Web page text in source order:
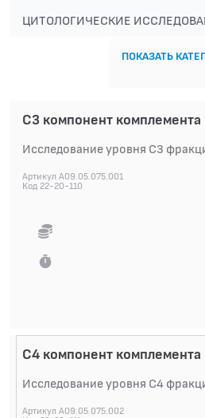
ЦИТОЛОГИЧЕСКИЕ
ПОКАЗАТЬ
С3 компонент комплемента
Исследование уровня С3
Артикул A09.05.075.001
Код 22-20-110
С4 компонент комплемента
Исследование уровня С4
Артикул A09.05.075.002